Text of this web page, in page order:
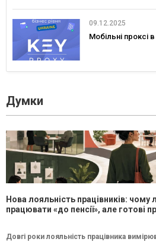
09.12.2025
Мобільні проксі
Думки
Нова лояльність працівників:
працювати «до пенсії», але готові
Довгі роки лояльність працівника